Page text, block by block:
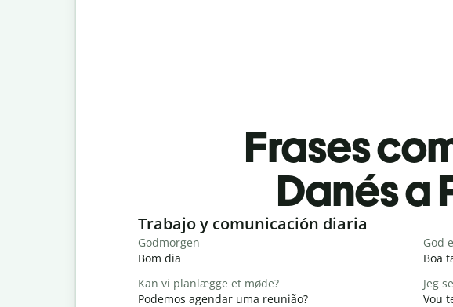
Frases
Danés a
Slide 1 of 6
Trabajo y comunicación diaria
Godmorgen
Bom dia
God
Boa
Kan vi planlægge et møde?
Podemos agendar uma reunião?
Jeg
Vou